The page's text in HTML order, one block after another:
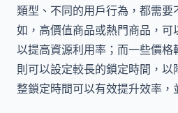
類型、不同的用戶行為，都需
如，高價值商品或熱門商品，可
以提高資源利用率；而一些價格
則可以設定較長的鎖定時間，
整鎖定時間可以有效提升效率，